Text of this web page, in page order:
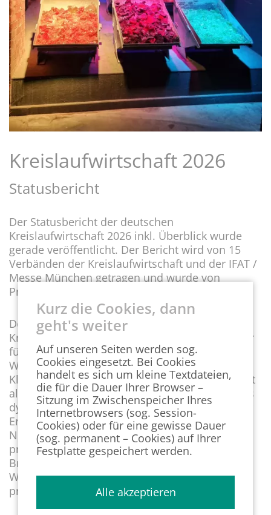
Kreislaufwirtschaft 2026
Statusbericht
Der Statusbericht der deutschen
Kreislaufwirtschaft 2026 inkl. Überblick wurde
gerade veröffentlicht. Der Bericht wird von 15
Verbänden der Kreislaufwirtschaft und der IFAT /
Messe München getragen und wurde von
Prognos, INFA und INZIN erarbeitet.
Der Bericht macht deutlich: Die
Kreislaufwirtschaft ist längst ein zentraler Faktor
für Rohstoffsicherheit, industrielle
Wertschöpfung, Entsorgungssicherheit und
Klimaschutz. Niedersachsen z.B. wird im Bericht
als eines der Bundesländer mit einer besonders
dynamischen Entwicklung ausgewiesen. Bei der
Erwerbstätigkeit in der Kreislaufwirtschaft zählt
Niedersachsen mit rund 1,8 Prozent Wachstum
pro Jahr zu den Spitzenreitern; bei der
Bruttowertschöpfung liegt die
Wachstumsdynamik bei knapp über 5 Prozent
pro Jahr.
Kurz die Cookies, dann
geht's weiter
Auf unseren Seiten werden sog.
Cookies eingesetzt. Bei Cookies
handelt es sich um kleine Textdateien,
die für die Dauer Ihrer Browser –
Sitzung im Zwischenspeicher Ihres
Internetbrowsers (sog. Session-
Cookies) oder für eine gewisse Dauer
(sog. permanent – Cookies) auf Ihrer
Festplatte gespeichert werden.
Alle akzeptieren